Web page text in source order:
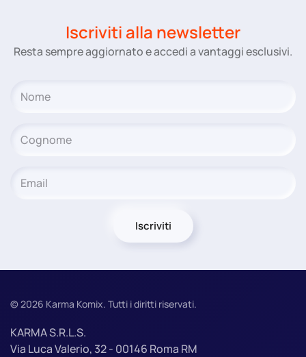
Iscriviti alla newsletter
Resta sempre aggiornato e accedi a vantaggi esclusivi.
Iscriviti
©2026 Karma Komix. Tutti i diritti riservati.
KARMA S.R.L.S.
Via Luca Valerio, 32 - 00146 Roma RM